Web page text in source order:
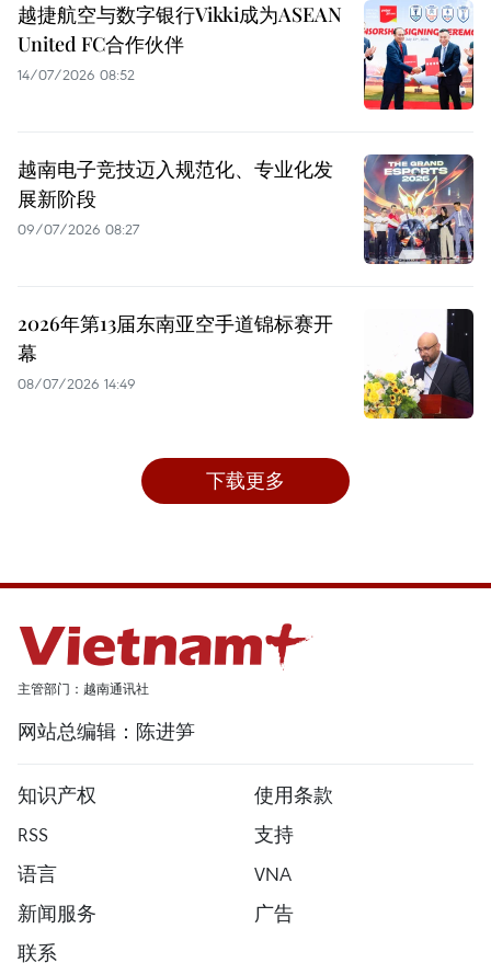
越捷航空与数字银行Vikki成为ASEAN
United FC合作伙伴
14/07/2026 08:52
越南电子竞技迈入规范化、专业化发
展新阶段
09/07/2026 08:27
2026年第13届东南亚空手道锦标赛开
幕
08/07/2026 14:49
下载更多
主管部门：越南通讯社
网站总编辑：陈进笋
知识产权
使用条款
RSS
支持
语言
VNA
新闻服务
广告
联系